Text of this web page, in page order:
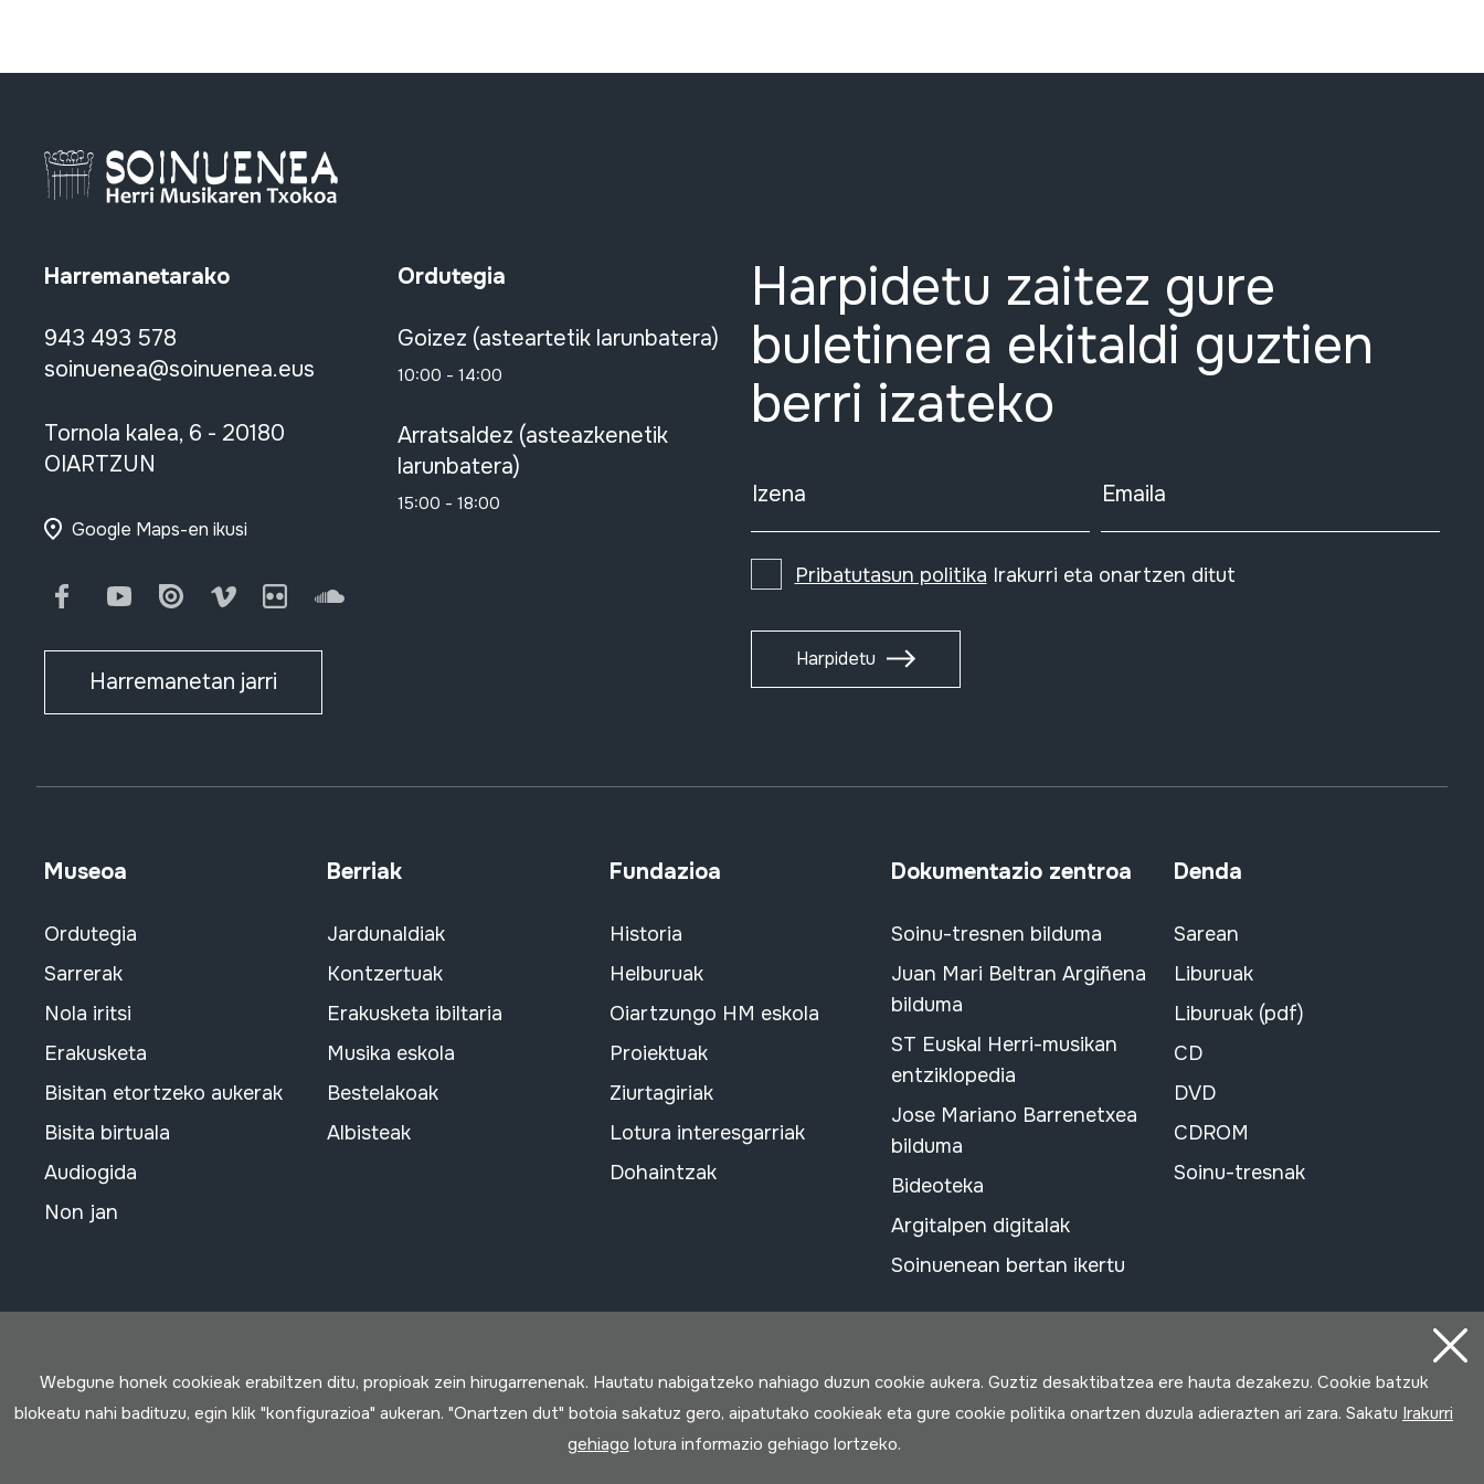
Harremanetarako
943 493 578
soinuenea@soinuenea.eus
Tornola kalea, 6 - 20180
OIARTZUN
Google Maps-en ikusi
FacebookYoutubeIssuu Vimeo FlickrSoundCloud
Harremanetan jarri
Ordutegia
Goizez (asteartetik larunbatera)
10:00 - 14:00
Arratsaldez (asteazkenetik
larunbatera)
15:00 - 18:00
Harpidetu zaitez gure
buletinera ekitaldi guztien
berri izateko
Izena Emaila
Pribatutasun politika Irakurri eta onartzen ditut
Harpidetu
Museoa
Ordutegia
Sarrerak
Nola iritsi
Erakusketa
Bisitan etortzeko aukerak
Bisita birtuala
Audiogida
Non jan
Berriak
Jardunaldiak
Kontzertuak
Erakusketa ibiltaria
Musika eskola
Bestelakoak
Albisteak
Fundazioa
Historia
Helburuak
Oiartzungo HM eskola
Proiektuak
Ziurtagiriak
Lotura interesgarriak
Dohaintzak
Dokumentazio zentroa
Soinu-tresnen bilduma
Juan Mari Beltran Argiñena
bilduma
ST Euskal Herri-musikan
entziklopedia
Jose Mariano Barrenetxea
bilduma
Bideoteka
Argitalpen digitalak
Soinuenean bertan ikertu
Denda
Sarean
Liburuak
Liburuak (pdf)
CD
DVD
CDROM
Soinu-tresnak
Webgune honek cookieak erabiltzen ditu, propioak zein hirugarrenenak. Hautatu nabigatzeko nahiago duzun cookie aukera. Guztiz desaktibatzea ere hauta dezakezu. Cookie batzuk
blokeatu nahi badituzu, egin klik "konfigurazioa" aukeran. "Onartzen dut" botoia sakatuz gero, aipatutako cookieak eta gure cookie politika onartzen duzula adierazten ari zara. Sakatu Irakurri
gehiago lotura informazio gehiago lortzeko.